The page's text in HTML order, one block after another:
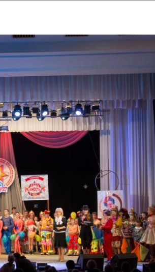
центр
Арт-прожектор Инфо